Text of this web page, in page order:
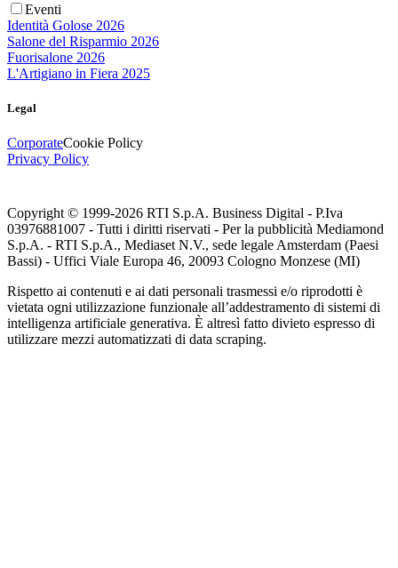
Eventi
Identità Golose 2026
Salone del Risparmio 2026
Fuorisalone 2026
L'Artigiano in Fiera 2025
Legal
CorporateCookie Policy
Privacy Policy
Copyright © 1999-2026 RTI S.p.A. Business Digital - P.Iva
03976881007 - Tutti i diritti riservati - Per la pubblicità Mediamond
S.p.A. - RTI S.p.A., Mediaset N.V., sede legale Amsterdam (Paesi
Bassi) - Uffici Viale Europa 46, 20093 Cologno Monzese (MI)
Rispetto ai contenuti e ai dati personali trasmessi e/o riprodotti è
vietata ogni utilizzazione funzionale all’addestramento di sistemi di
intelligenza artificiale generativa. È altresì fatto divieto espresso di
utilizzare mezzi automatizzati di data scraping.